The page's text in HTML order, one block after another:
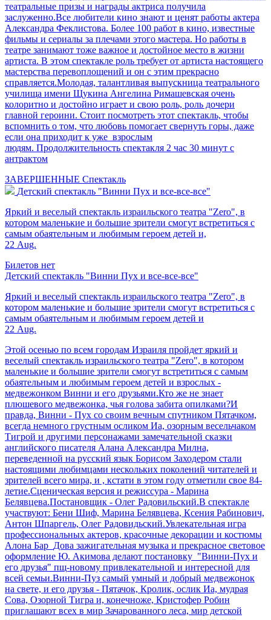
театральные призы и награды актриса получила
заслуженно.Все любители кино знают и ценят работы актера
Александра Феклистова. Более 100 работ в кино, известные
фильмы и сериалы за плечами этого мастера. Но работы в
театре занимают тоже важное и достойное место в жизни
артиста. В этом спектакле роль требует от артиста настоящего
мастерства перевоплощений и он с этим прекрасно
справляется.Молодая, талантливая выпускница театрального
училища имени Щукина Ангелина Римашевская очень
колоритно и достойно играет и свою роль, роль дочери
главной героини. Стоит посмотреть этот спектакль, чтобы
вспомнить о том, что любовь помогает свернуть горы, даже
если она приходит к уже взрослым
людям. Продолжительность спектакля 2 час 30 минут с
антрактом
ЗАВЕРШЕННЫЕ Спектакль
Детский спектакль "Винни Пух и все-все-все"
Яркий и веселый спектакль израильского театра "Zero", в
котором маленькие и большие зрители смогут встретиться с
самым обаятельным и любимым героем детей и,
22 Aug.
Билетов нет
Детский спектакль "Винни Пух и все-все-все"
Яркий и веселый спектакль израильского театра "Zero", в
котором маленькие и большие зрители смогут встретиться с
самым обаятельным и любимым героем детей и
22 Aug.
Этой осенью по всем городам Израиля пройдет яркий и
веселый спектакль израильского театра "Zero", в котором
маленькие и большие зрители смогут встретиться с самым
обаятельным и любимым героем детей и взрослых -
медвежонком Винни и его друзьями.Кто же не знает
плюшевого медвежонка, чья голова забита опилками?И
правда, Винни - Пух со своим вечным спутником Пятачком,
всегда немного грустным осликом Иа, озорным весельчаком
Тигрой и другими персонажами замечательной сказки
английского писателя Алана Александра Милна,
переведенной на русский язык Борисом Заходером стали
настоящими любимцами нескольких поколений читателей и
зрителей всего мира, и , кстати в этом году отметили свое 84-
летие.Сценическая версия и режиссура - Марина
Белявцева.Постановщик - Олег Радовильский.В спектакле
участвуют: Бени Шиф, Марина Белявцева, Ксения Рабинович,
Антон Шпаргель, Олег Радовидьский.Увлекательная игра
профессиональных актеров, красочные декорации и костюмы
Алона Бар_Дова зажигательная музыка и прекрасное световое
оформление Ю. Акимова делают постановку "Винни-Пух и
его друзья" пщ-новому привлекательной и интересной для
всей семьи.Винни-Пуз самый умный и добрый медвежонок
на свете, и его друзья - Пятачок, Кролик, ослик Иа, мудрая
Сова, Озорной Тигра и, конечноже, Кристофер Робин
приглашают всех в мир Зачарованного леса, мир детской